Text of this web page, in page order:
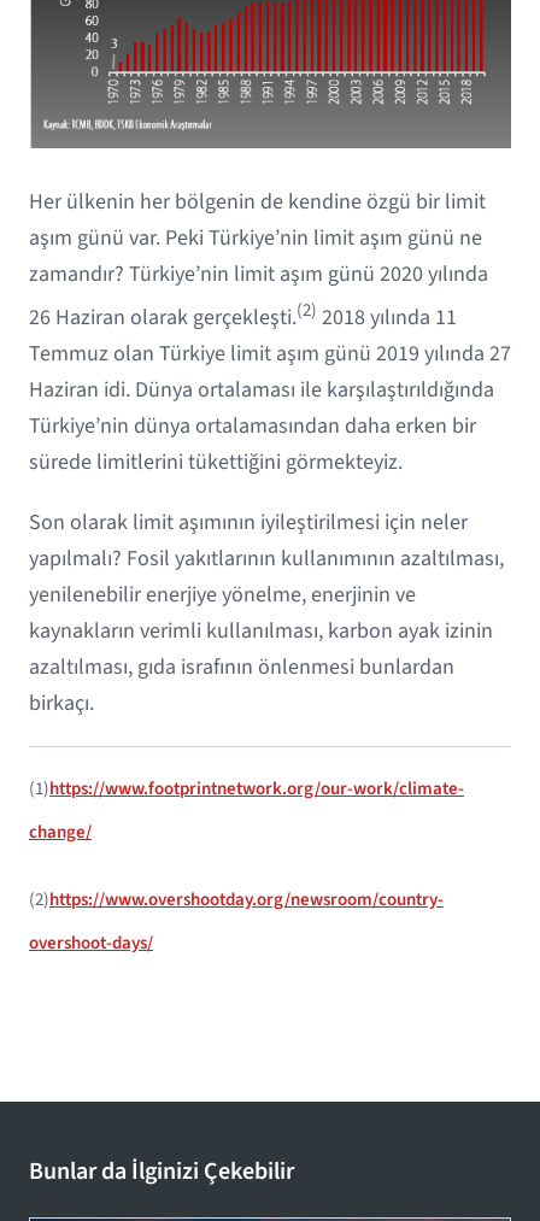
Her ülkenin her bölgenin de kendine özgü bir limit
aşım günü var. Peki Türkiye’nin limit aşım günü ne
zamandır? Türkiye’nin limit aşım günü 2020 yılında
26 Haziran olarak gerçekleşti.(2) 2018 yılında 11
Temmuz olan Türkiye limit aşım günü 2019 yılında 27
Haziran idi. Dünya ortalaması ile karşılaştırıldığında
Türkiye’nin dünya ortalamasından daha erken bir
sürede limitlerini tükettiğini görmekteyiz.
Son olarak limit aşımının iyileştirilmesi için neler
yapılmalı? Fosil yakıtlarının kullanımının azaltılması,
yenilenebilir enerjiye yönelme, enerjinin ve
kaynakların verimli kullanılması, karbon ayak izinin
azaltılması, gıda israfının önlenmesi bunlardan
birkaçı.
(1)https://www.footprintnetwork.org/our-work/climate-
change/
(2)https://www.overshootday.org/newsroom/country-
overshoot-days/
Bunlar da İlginizi Çekebilir